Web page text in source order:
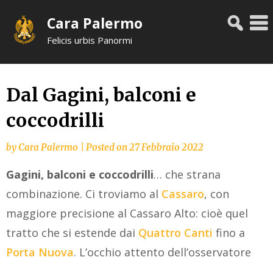
content
Cara Palermo
Felicis urbis Panormi
Dal Gagini, balconi e
coccodrilli
byCara Palermo Posted on27 Febbraio 2022
Gagini, balconi e coccodrilli… che strana
combinazione. Ci troviamo al Cassaro, con
maggiore precisione al Cassaro Alto: cioè quel
tratto che si estende dai Quattro Canti fino a
Porta Nuova. L’occhio attento dell’osservatore